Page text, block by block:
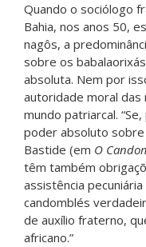
Quando o sociólogo
Bahia, nos anos 50,
nagôs, a
sobre os
absoluta. Nem por
autoridade moral das
mundo patriarcal.
poder absoluto
Bastide (em O
têm também
assistência
candomblés
de auxílio fraterno,
africano.”